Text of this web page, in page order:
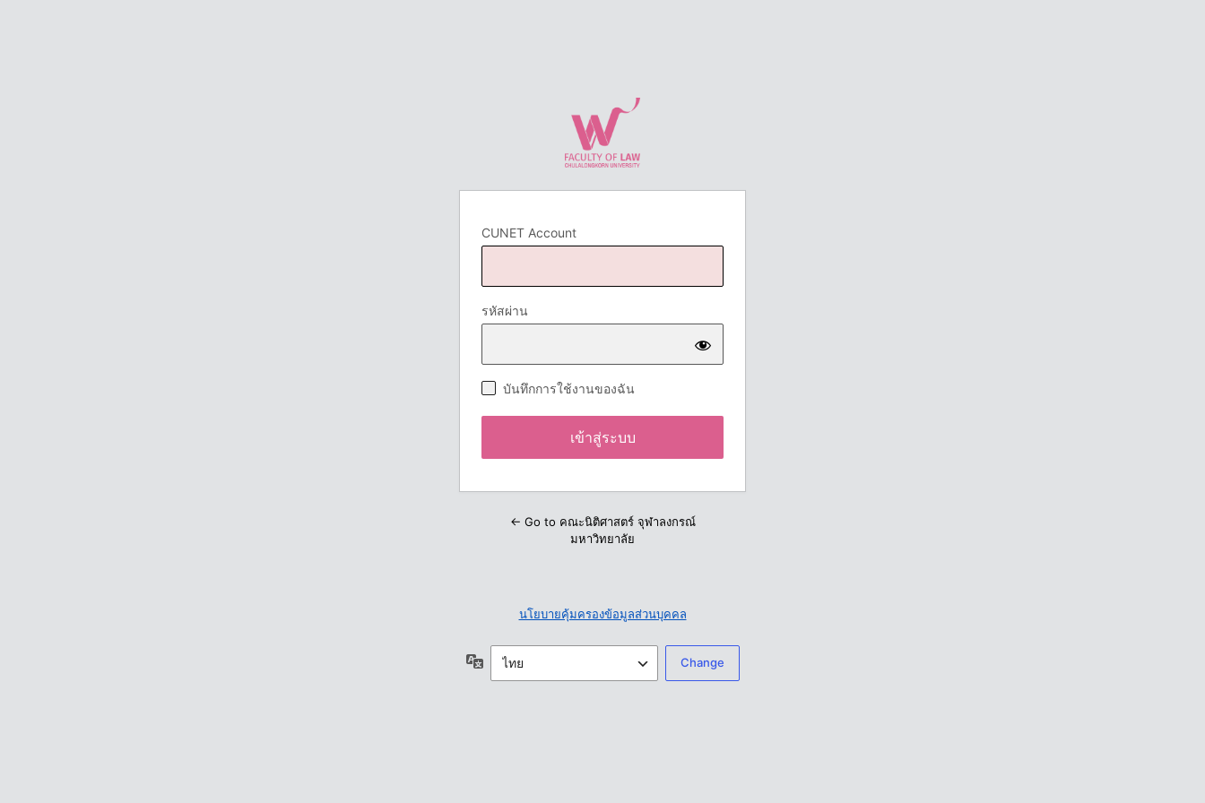
CUNET Account
รหัสผ่าน
บันทึกการใช้งานของฉัน
← Go to คณะนิติศาสตร์ จุฬาลงกรณ์
มหาวิทยาลัย
นโยบายคุ้มครองข้อมูลส่วนบุคคล
ภาษา